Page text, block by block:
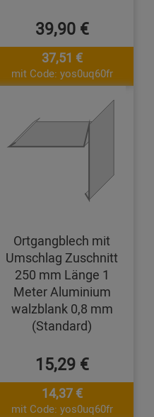
39,90 €
37,51 €
mit Code: yos0uq60fr
Ortgangblech mit
Umschlag Zuschnitt
250 mm Länge 1
Meter Aluminium
walzblank 0,8 mm
(Standard)
15,29 €
14,37 €
mit Code: yos0uq60fr